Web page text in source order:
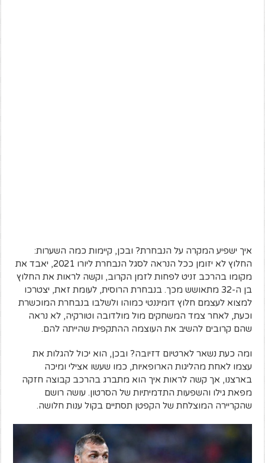
איך ישפיע המקרה על הנבחרת? ובכן, קיימות כמה השערות:
החלוץ לא יזומן ככל הנראה לסגל הנבחרת ליורו 2021, יאבד את
מקומו בהרכב זניט לפחות לזמן הקרוב, וקשה לראות את החלוץ
בן ה-32 מתאושש מכך. בנבחרת הרוסית, לעומת זאת, יצטרכו
למצוא לעצמם חלוץ דומיננטי כמוהו ולשלבו בנבחרת המוכשרת
וכעת, לאחר צמד המשחקים מול מולדובה וטורקיה, לא נראה
שהם קרובים להשיב את העוצמה ההתקפית שהייתה להם.
ומה כעת נשאר לארטיום דזיובה? ובכן, הוא יכול להגלות את
עצמו לאחת מהליגות הארופאיות, כמו שעשו אצילי ומיכה
בארצנו, אך קשה לראות איך הוא מתברג בהרכב קבוצה חזקה
מפאת גילו והשפעות התדמיתיות של הסרטון. עושה רושם
שהקריירה המוצלחת של הקפטן תסתיים בקול ענות חלושה.